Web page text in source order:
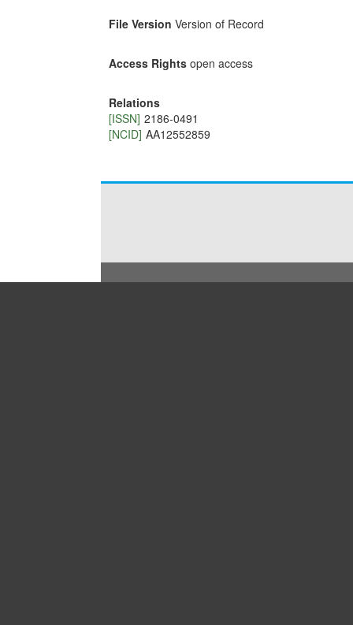
File Version Version of Record
Access Rights open access
Relations
[ISSN] 2186-0491
[NCID] AA12552859